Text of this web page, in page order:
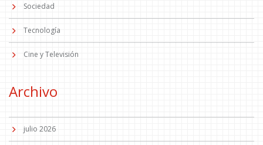
Sociedad
Tecnología
Cine y Televisión
Archivo
julio 2026